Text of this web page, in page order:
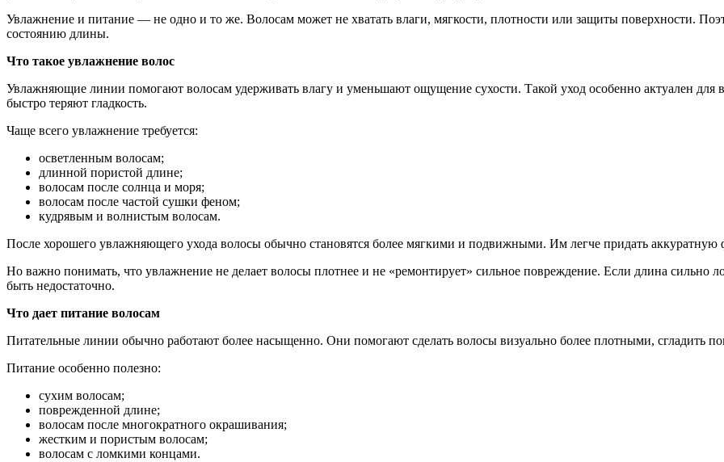
Увлажнение и питание — не одно и то же. Волосам может не хватать влаги, мягкости, плотности или защиты поверхности.
состоянию длины.
Что такое увлажнение волос
Увлажняющие линии помогают волосам удерживать влагу и уменьшают ощущение сухости. Такой уход особенно актуален для
быстро теряют гладкость.
Чаще всего увлажнение требуется:
осветленным волосам;
длинной пористой длине;
волосам после солнца и моря;
волосам после частой сушки феном;
кудрявым и волнистым волосам.
После хорошего увлажняющего ухода волосы обычно становятся более мягкими и подвижными. Им легче придать аккуратную
Но важно понимать, что увлажнение не делает волосы плотнее и не «ремонтирует» сильное повреждение. Если длина сильно
быть недостаточно.
Что дает питание волосам
Питательные линии обычно работают более насыщенно. Они помогают сделать волосы визуально более плотными, сгладить
Питание особенно полезно:
сухим волосам;
поврежденной длине;
волосам после многократного окрашивания;
жестким и пористым волосам;
волосам с ломкими концами.